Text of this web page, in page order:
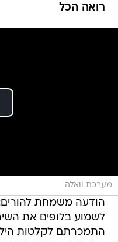
רואה הכל
מערכת וואלה
הודעה משמחת להורים:
לשמוע בלופים את
התמכרתם לקלטות